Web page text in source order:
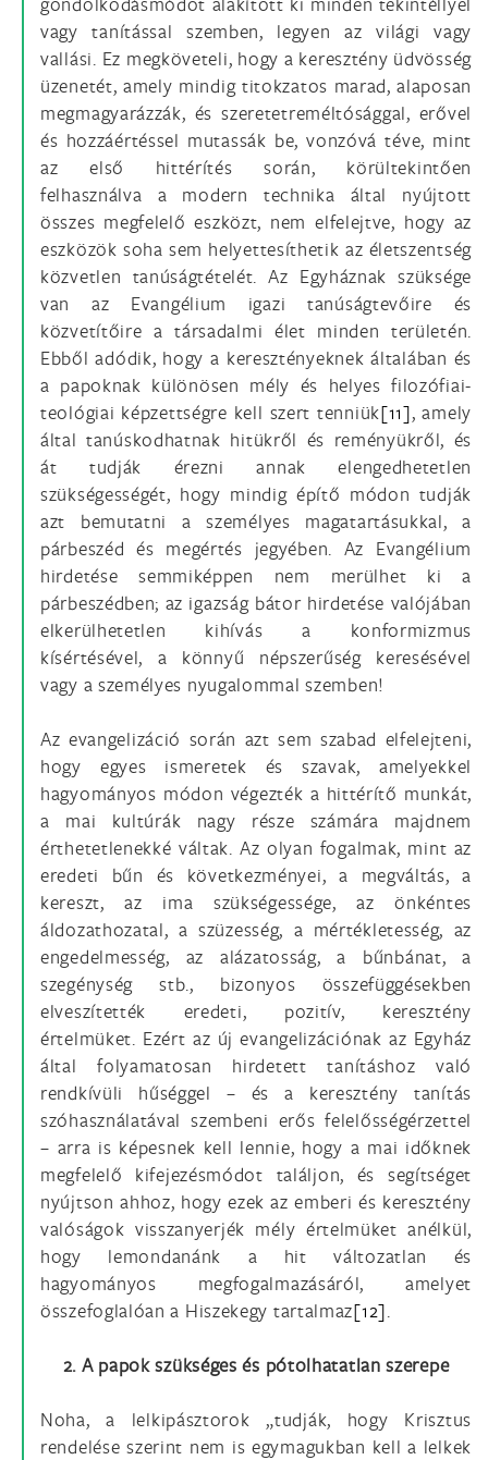
vagy tanítással szemben, legyen az világi vagy
vallási. Ez megköveteli, hogy a keresztény üdvösség
üzenetét, amely mindig titokzatos marad, alaposan
megmagyarázzák, és szeretetreméltósággal, erővel
és hozzáértéssel mutassák be, vonzóvá téve, mint
az első hittérítés során, körültekintően
felhasználva a modern technika által nyújtott
összes megfelelő eszközt, nem elfelejtve, hogy az
eszközök soha sem helyettesíthetik az életszentség
közvetlen tanúságtételét. Az Egyháznak szüksége
van az Evangélium igazi tanúságtevőire és
közvetítőire a társadalmi élet minden területén.
Ebből adódik, hogy a keresztényeknek általában és
a papoknak különösen mély és helyes filozófiai-
teológiai képzettségre kell szert tenniük[11], amely
által tanúskodhatnak hitükről és reményükről, és
át tudják érezni annak elengedhetetlen
szükségességét, hogy mindig építő módon tudják
azt bemutatni a személyes magatartásukkal, a
párbeszéd és megértés jegyében. Az Evangélium
hirdetése semmiképpen nem merülhet ki a
párbeszédben; az igazság bátor hirdetése valójában
elkerülhetetlen kihívás a konformizmus
kísértésével, a könnyű népszerűség keresésével
vagy a személyes nyugalommal szemben!
Az evangelizáció során azt sem szabad elfelejteni,
hogy egyes ismeretek és szavak, amelyekkel
hagyományos módon végezték a hittérítő munkát,
a mai kultúrák nagy része számára majdnem
érthetetlenekké váltak. Az olyan fogalmak, mint az
eredeti bűn és következményei, a megváltás, a
kereszt, az ima szükségessége, az önkéntes
áldozathozatal, a szüzesség, a mértékletesség, az
engedelmesség, az alázatosság, a bűnbánat, a
szegénység stb., bizonyos összefüggésekben
elveszítették eredeti, pozitív, keresztény
értelmüket. Ezért az új evangelizációnak az Egyház
által folyamatosan hirdetett tanításhoz való
rendkívüli hűséggel – és a keresztény tanítás
szóhasználatával szembeni erős felelősségérzettel
– arra is képesnek kell lennie, hogy a mai időknek
megfelelő kifejezésmódot találjon, és segítséget
nyújtson ahhoz, hogy ezek az emberi és keresztény
valóságok visszanyerjék mély értelmüket anélkül,
hogy lemondanánk a hit változatlan és
hagyományos megfogalmazásáról, amelyet
összefoglalóan a Hiszekegy tartalmaz[12].
2. A papok szükséges és pótolhatatlan szerepe
Noha, a lelkipásztorok „tudják, hogy Krisztus
rendelése szerint nem is egymagukban kell a lelkek